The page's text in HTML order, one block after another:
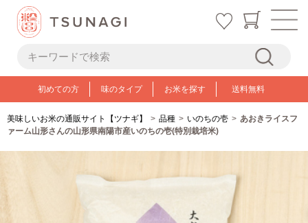
初めての方 味のタイプ お米を探す 送料無料
美味しいお米の通販サイト【ツナギ】 品種 いのちの壱
あおきライスフ
ァーム山形さんの山形県南陽市産いのちの壱(特別栽培米)